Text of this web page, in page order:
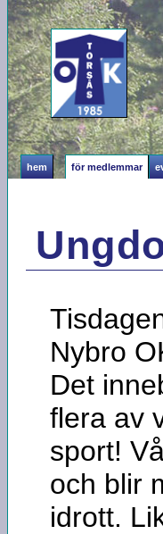
hem för medlemmar
Nybro
Det
flera av
sport!
och blir
idrott.